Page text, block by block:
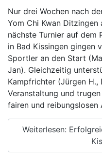
Nur drei Wochen nach
Yom Chi Kwan
nächste Turnier auf dem
in Bad Kissingen gingen
Sportler an den Start
Jan). Gleichzeitig
Kampfrichter (Jürgen H.,
Veranstaltung und
fairen und reibungslosen
Weiterlesen: